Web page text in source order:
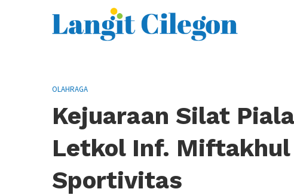
OLAHRAGA
Kejuaraan Silat
Letkol Inf.
Sportivitas